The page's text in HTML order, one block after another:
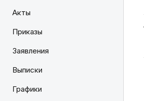
Акты
Приказы
Заявления
Выписки
Графики